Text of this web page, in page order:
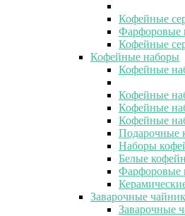
Кофейные
Фарфоровые
Кофейные
Кофейные наборы
Кофейные
Кофейные
Кофейные
Кофейные
Подарочные
Наборы
Белые
Фарфоровые
Заварочные
Заварочные